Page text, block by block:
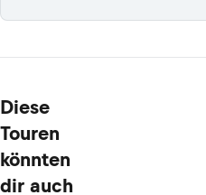
Diese
Touren
könnten
dir auch